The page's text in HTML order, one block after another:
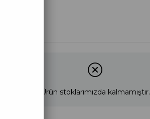
Ürün stoklarımızda kalmamıştır.